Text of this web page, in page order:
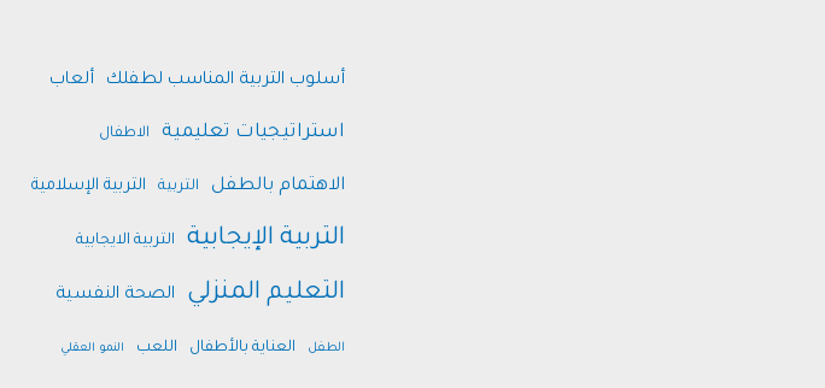
أسلوب التربية المناسب لطفلك ألعاب
استراتيجيات تعليمية الاطفال
الاهتمام بالطفل التربية التربية الإسلامية
التربية الإيجابية التربية الايجابية
التعليم المنزلي الصحة النفسية
الطفل العناية بالأطفال اللعب النمو العقلي